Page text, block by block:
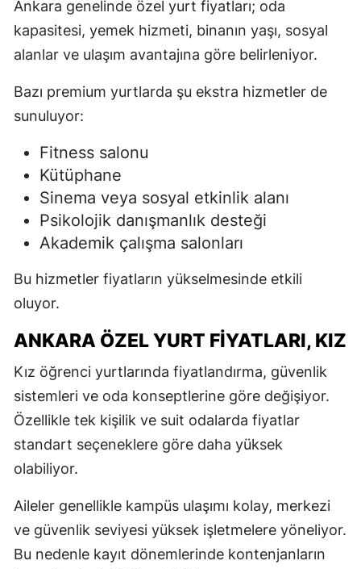
Ankara genelinde özel yurt fiyatları; oda
kapasitesi, yemek hizmeti, binanın yaşı, sosyal
alanlar ve ulaşım avantajına göre belirleniyor.
Bazı premium yurtlarda şu ekstra hizmetler de
sunuluyor:
Fitness salonu
Kütüphane
Sinema veya sosyal etkinlik alanı
Psikolojik danışmanlık desteği
Akademik çalışma salonları
Bu hizmetler fiyatların yükselmesinde etkili
oluyor.
ANKARA ÖZEL YURT FIYATLARI, KIZ
Kız öğrenci yurtlarında fiyatlandırma, güvenlik
sistemleri ve oda konseptlerine göre değişiyor.
Özellikle tek kişilik ve suit odalarda fiyatlar
standart seçeneklere göre daha yüksek
olabiliyor.
Aileler genellikle kampüs ulaşımı kolay, merkezi
ve güvenlik seviyesi yüksek işletmelere yöneliyor.
Bu nedenle kayıt dönemlerinde kontenjanların